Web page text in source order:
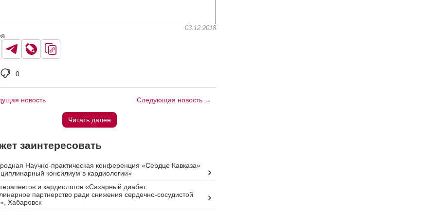
03.12.2018
0
новость Следующая новость →
Читать далее
заинтересовать
Научно-практическая конференция «Сердце Кавказа»
консилиум в кардиологии»
и кардиологов «Сахарный диабет:
партнерство ради снижения сердечно-сосудистой
Хабаровск